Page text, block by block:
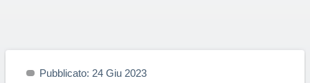
Pubblicato: 24 Giu 2023